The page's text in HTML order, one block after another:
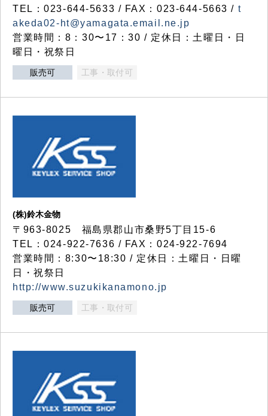
TEL：023-644-5633 / FAX：023-644-5663 / t
akeda02-ht@yamagata.email.ne.jp
営業時間：8：30〜17：30 / 定休日：土曜日・日
曜日・祝祭日
販売可 工事・取付可
(株)鈴木金物
〒963-8025 福島県郡山市桑野5丁目15-6
TEL：024-922-7636 / FAX：024-922-7694
営業時間：8:30〜18:30 / 定休日：土曜日・日曜
日・祝祭日
http://www.suzukikanamono.jp
販売可 工事・取付可